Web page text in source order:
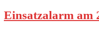
Einsatzalarm am